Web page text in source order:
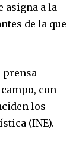
asigna a la
de la que
prensa
con
los
(INE).